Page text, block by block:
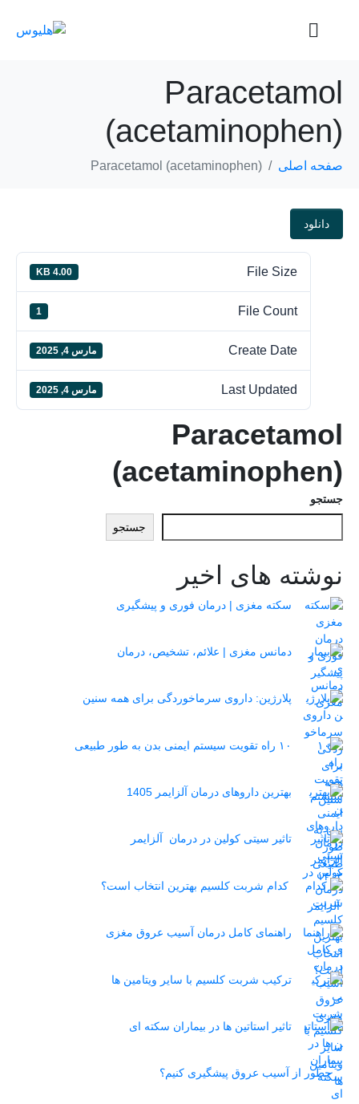
Paracetamol
(acetaminophen)
صفحه اصلی Paracetamol (acetaminophen)
دانلود
File Size
4.00 KB
File Count
1
Create Date مارس 4, 2025
Last Updated مارس 4, 2025
Paracetamol
(acetaminophen)
جستجو
جستجو
نوشته های اخیر
سکته مغزی | درمان فوری و پیشگیری
دمانس مغزی | علائم، تشخیص، درمان
پلارژین: داروی سرماخوردگی برای همه سنین
۱۰ راه تقویت سیستم ایمنی بدن به طور طبیعی
بهترین داروهای درمان آلزایمر 1405
تاثیر سیتی کولین در درمان آلزایمر
کدام شربت کلسیم بهترین انتخاب است؟
راهنمای کامل درمان آسیب عروق مغزی
ترکیب شربت کلسیم با سایر ویتامین ها
تاثیر استاتین‌ ها در بیماران سکته ای
چطور از آسیب عروق پیشگیری کنیم؟